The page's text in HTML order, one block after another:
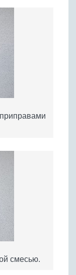
смесью.